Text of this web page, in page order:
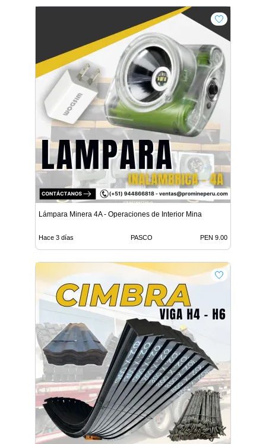
Lámpara Minera 4A - Operaciones de Interior Mina
Hace 3 días PASCO PEN 9.00